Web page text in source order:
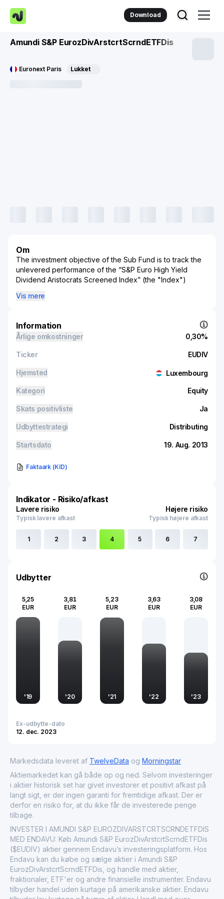
Download
Amundi S&P EurozDivArstcrtScrndETFDis
Euronext Paris Lukket
Om
The investment objective of the Sub Fund is to track the
unlevered performance of the “S&P Euro High Yield
Dividend Aristocrats Screened Index” (the "Index")
the difference between the return of the Sub-Fund and
Vis mere
Information
Årlige omkostninger 0,30%
Ticker EUDIV
Hjemsted Luxembourg
Kategori Equity
Skats positivliste Ja
Udbyttestrategi Distributing
Startsdato 19. Aug. 2013
Faktaark (KID)
Indikator - Risiko/afkast
Lavere risiko
Typisk lavere afkast
Højere risiko
Typisk højere afkast
1 2 3 4 5 6 7
Udbytter
5,25
EUR
'19
3,81
EUR
'20
5,23
EUR
'21
3,63
EUR
'22
3,08
EUR
'23
Ex-udbytte-dato
12. dec. 2023
Markedsdata leveret af TwelveData og Morningstar
Aktiemarkedet kan gå både op og ned. Selvom investeringer
i aktier historisk set har givet investorer et positivt afkast på
langt sigt, er der ingen garanti for fremtidige afkast. Der er
derfor en risiko for, at du ikke får de investerede penge
tilbage.
INVESTER I AMUNDI S&P EUROZDIVARSTCRTSCRNDETFDIS
MED ENDAVU: Køb Amundi S&P EurozDivArstcrtScrndETFDis
($EUDIV) aktier gennem Endavu’s investeringsplatform. Hos
Endavu kan du købe og sælge aktier i Amundi S&P
EurozDivArstcrtScrndETFDis, og handle med aktier,
fraktionaler, ETF'er og andre finansielle instrumenter. Endavu
tilbyder handel uden kurtage på amerikanske aktier. Endavu